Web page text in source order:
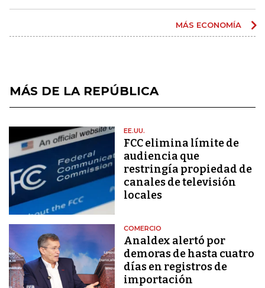
MÁS ECONOMÍA
MÁS DE LA REPÚBLICA
EE.UU.
FCC elimina límite de
audiencia que
restringía propiedad de
canales de televisión
locales
COMERCIO
Analdex alertó por
demoras de hasta cuatro
días en registros de
importación